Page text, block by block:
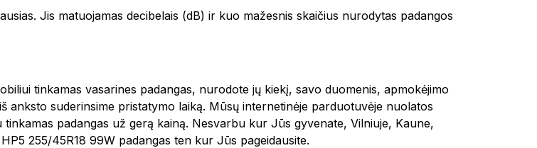
Jis matuojamas decibelais (dB) ir kuo mažesnis skaičius nurodytas padangos
tinkamas vasarines padangas, nurodote jų kiekį, savo duomenis, apmokėjimo
suderinsime pristatymo laiką. Mūsų internetinėje parduotuvėje nuolatos
padangas už gerą kainą. Nesvarbu kur Jūs gyvenate, Vilniuje, Kaune,
255/45R18 99W padangas ten kur Jūs pageidausite.